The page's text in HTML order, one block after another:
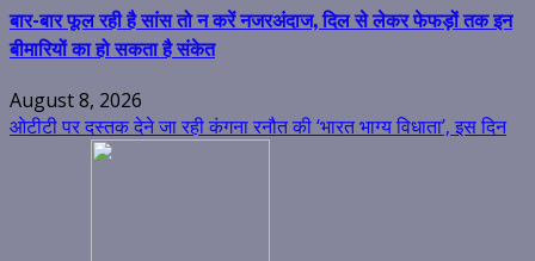
बार-बार फूल रही है सांस तो न करें नजरअंदाज, दिल से लेकर फेफड़ों तक इन
बीमारियों का हो सकता है संकेत
August 8, 2026
ओटीटी पर दस्तक देने जा रही कंगना रनौत की ‘भारत भाग्य विधाता’, इस दिन